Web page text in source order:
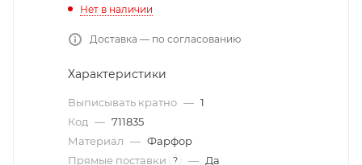
Нет в наличии
Доставка — по согласованию
Характеристики
Выписывать кратно — 1
Код — 711835
Материал — Фарфор
Прямые поставки
? — Да